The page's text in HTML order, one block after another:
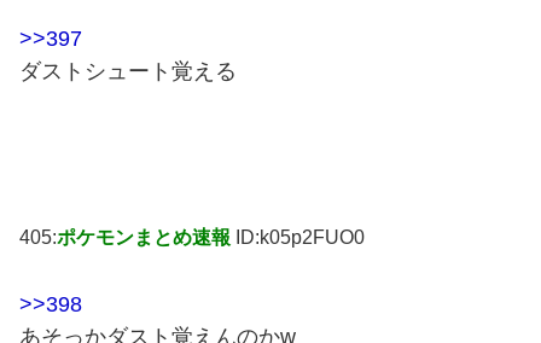
>>397
ダストシュート覚える
405:ポケモンまとめ速報 ID:k05p2FUO0
>>398
あそっかダスト覚えんのかw